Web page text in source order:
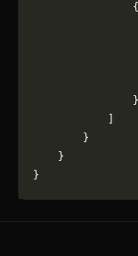
                {
                }
        }
    }
}